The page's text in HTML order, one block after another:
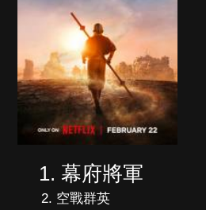
幕府將軍
空戰群英